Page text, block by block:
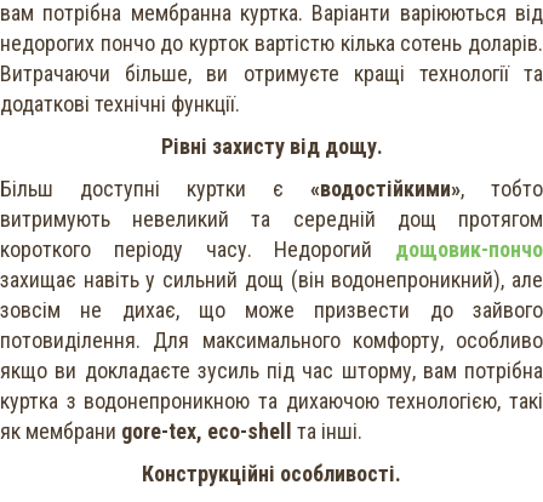
вам потрібна мембранна куртка. Варіанти варіюються від
недорогих пончо до курток вартістю кілька сотень доларів.
Витрачаючи більше, ви отримуєте кращі технології та
додаткові технічні функції.
Рівні захисту від дощу.
Більш доступні куртки є «водостійкими», тобто
витримують невеликий та середній дощ протягом
короткого періоду часу. Недорогий дощовик-пончо
захищає навіть у сильний дощ (він водонепроникний), але
зовсім не дихає, що може призвести до зайвого
потовиділення. Для максимального комфорту, особливо
якщо ви докладаєте зусиль під час шторму, вам потрібна
куртка з водонепроникною та дихаючою технологією, такі
як мембрани gore-tex, eco-shell та інші.
Конструкційні особливості.